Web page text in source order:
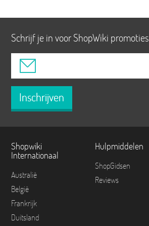
Schrijf je in voor ShopWiki promoties
Inschrijven
Shopwiki
Internationaal
Australië
België
Frankrijk
Duitsland
Hulpmiddelen
ShopGidsen
Reviews